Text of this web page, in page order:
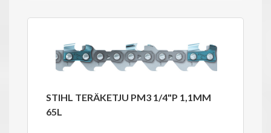
STIHL TERÄKETJU PM3 1/4"P 1,1MM
65L